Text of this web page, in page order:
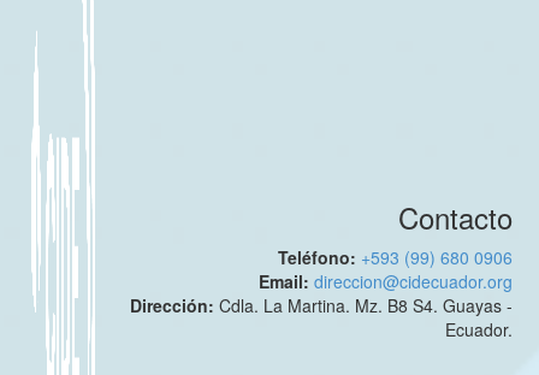
Contacto
Teléfono: +593 (99) 680 0906
Email:direccion@cidecuador.org
Dirección:Cdla. La Martina. Mz. B8 S4. Guayas -
Ecuador.